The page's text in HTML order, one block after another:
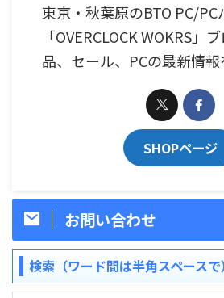
東京・秋葉原のBTO PC/
「OVERCLOCK WOKRS」
品、セール、PCの最新情報
SHOPページ
お問い合わせ
検索（ワード間は半角スペースで）